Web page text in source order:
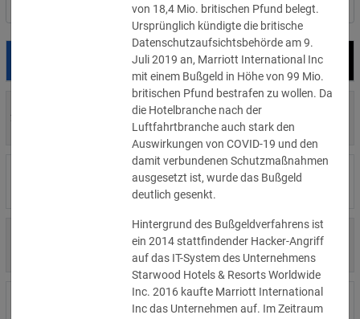
Nach Land filtern
Bußgeld Empfänger
29.07.2026
700 €
»Details
Privatperson
1.715.600 €
»Details
Wind Tre
6.358 €
»Details
Privatperson
8.500 €
Wirtschaftsprüfungsgesellschaft
von 18,4 Mio. britischen Pfund belegt.
Ursprünglich kündigte die britische
Datenschutzaufsichtsbehörde am 9.
Juli 2019 an, Marriott International Inc
mit einem Bußgeld in Höhe von 99 Mio.
britischen Pfund bestrafen zu wollen. Da
die Hotelbranche nach der
Luftfahrtbranche auch stark den
Auswirkungen von COVID-19 und den
damit verbundenen Schutzmaßnahmen
ausgesetzt ist, wurde das Bußgeld
deutlich gesenkt.
Hintergrund des Bußgeldverfahrens ist
ein 2014 stattfindender Hacker-Angriff
auf das IT-System des Unternehmens
Starwood Hotels & Resorts Worldwide
Inc. 2016 kaufte Marriott International
Inc das Unternehmen auf. Im Zeitraum